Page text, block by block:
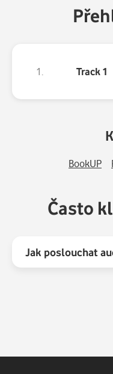
1. Track 1
BookUP
Často
Jak poslouchat